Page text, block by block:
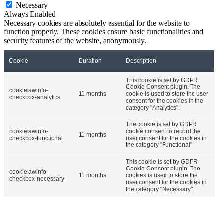
Necessary
Always Enabled
Necessary cookies are absolutely essential for the website to
function properly. These cookies ensure basic functionalities and
security features of the website, anonymously.
Cookie Duration Description
cookielawinfo-
checkbox-analytics
11 months
This cookie is set by GDPR
Cookie Consent plugin. The
cookie is used to store the user
consent for the cookies in the
category "Analytics".
cookielawinfo-
checkbox-functional
11 months
The cookie is set by GDPR
cookie consent to record the
user consent for the cookies in
the category "Functional".
cookielawinfo-
checkbox-necessary
11 months
This cookie is set by GDPR
Cookie Consent plugin. The
cookies is used to store the
user consent for the cookies in
the category "Necessary".